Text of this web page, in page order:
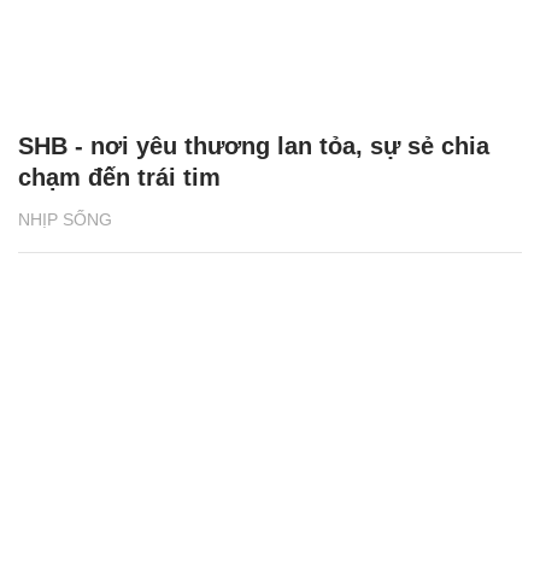
NHỊP SỐNG
SHB - nơi yêu thương lan tỏa, sự sẻ chia
chạm đến trái tim